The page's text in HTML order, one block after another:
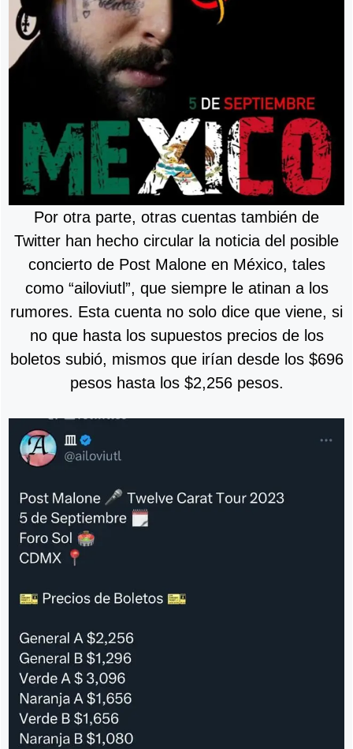
Por otra parte, otras cuentas también de
Twitter han hecho circular la noticia del posible
concierto de Post Malone en México, tales
como “ailoviutl”, que siempre le atinan a los
rumores. Esta cuenta no solo dice que viene, si
no que hasta los supuestos precios de los
boletos subió, mismos que irían desde los $696
pesos hasta los $2,256 pesos.